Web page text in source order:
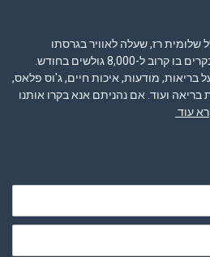
רז, שעלה לאוויר בגרסתו
הראשונה בשנת 2009 וכיום מבקרים בו קרוב ל-8,000 גולשים בחודש.
מודעות, איכות חיים, ג'וס פלאס,
ועוד. אם נהניתם אנא בקרו אותנו
עוד